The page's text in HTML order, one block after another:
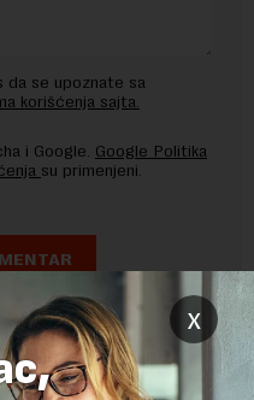
da se upoznate sa
korišćenja sajta.
i Google. Google Politika
su primenjeni.
x